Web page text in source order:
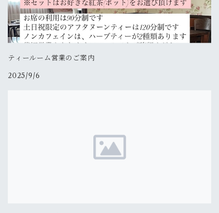
ティールーム営業のご案内
2025/9/6